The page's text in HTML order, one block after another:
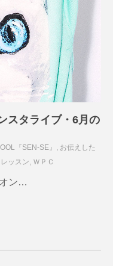
スタライブ・6月の
『SEN-SE』 , お伝えした
レッスン, ＷＰＣ
ン…